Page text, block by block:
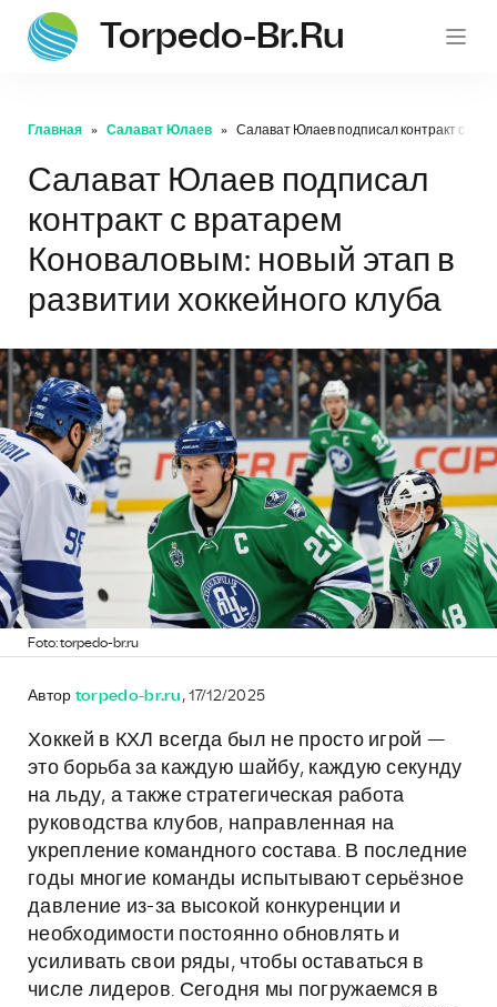
Torpedo-Br.ru
Главная Салават Юлаев Салават Юлаев подписал контракт с
Салават Юлаев подписал
контракт с вратарем
Коноваловым: новый этап в
развитии хоккейного клуба
Foto: torpedo-br.ru
Автор torpedo-br.ru , 17/12/2025
Хоккей в КХЛ всегда был не просто игрой —
это борьба за каждую шайбу, каждую секунду
на льду, а также стратегическая работа
руководства клубов, направленная на
укрепление командного состава. В последние
годы многие команды испытывают серьёзное
давление из-за высокой конкуренции и
необходимости постоянно обновлять и
усиливать свои ряды, чтобы оставаться в
числе лидеров. Сегодня мы погружаемся в